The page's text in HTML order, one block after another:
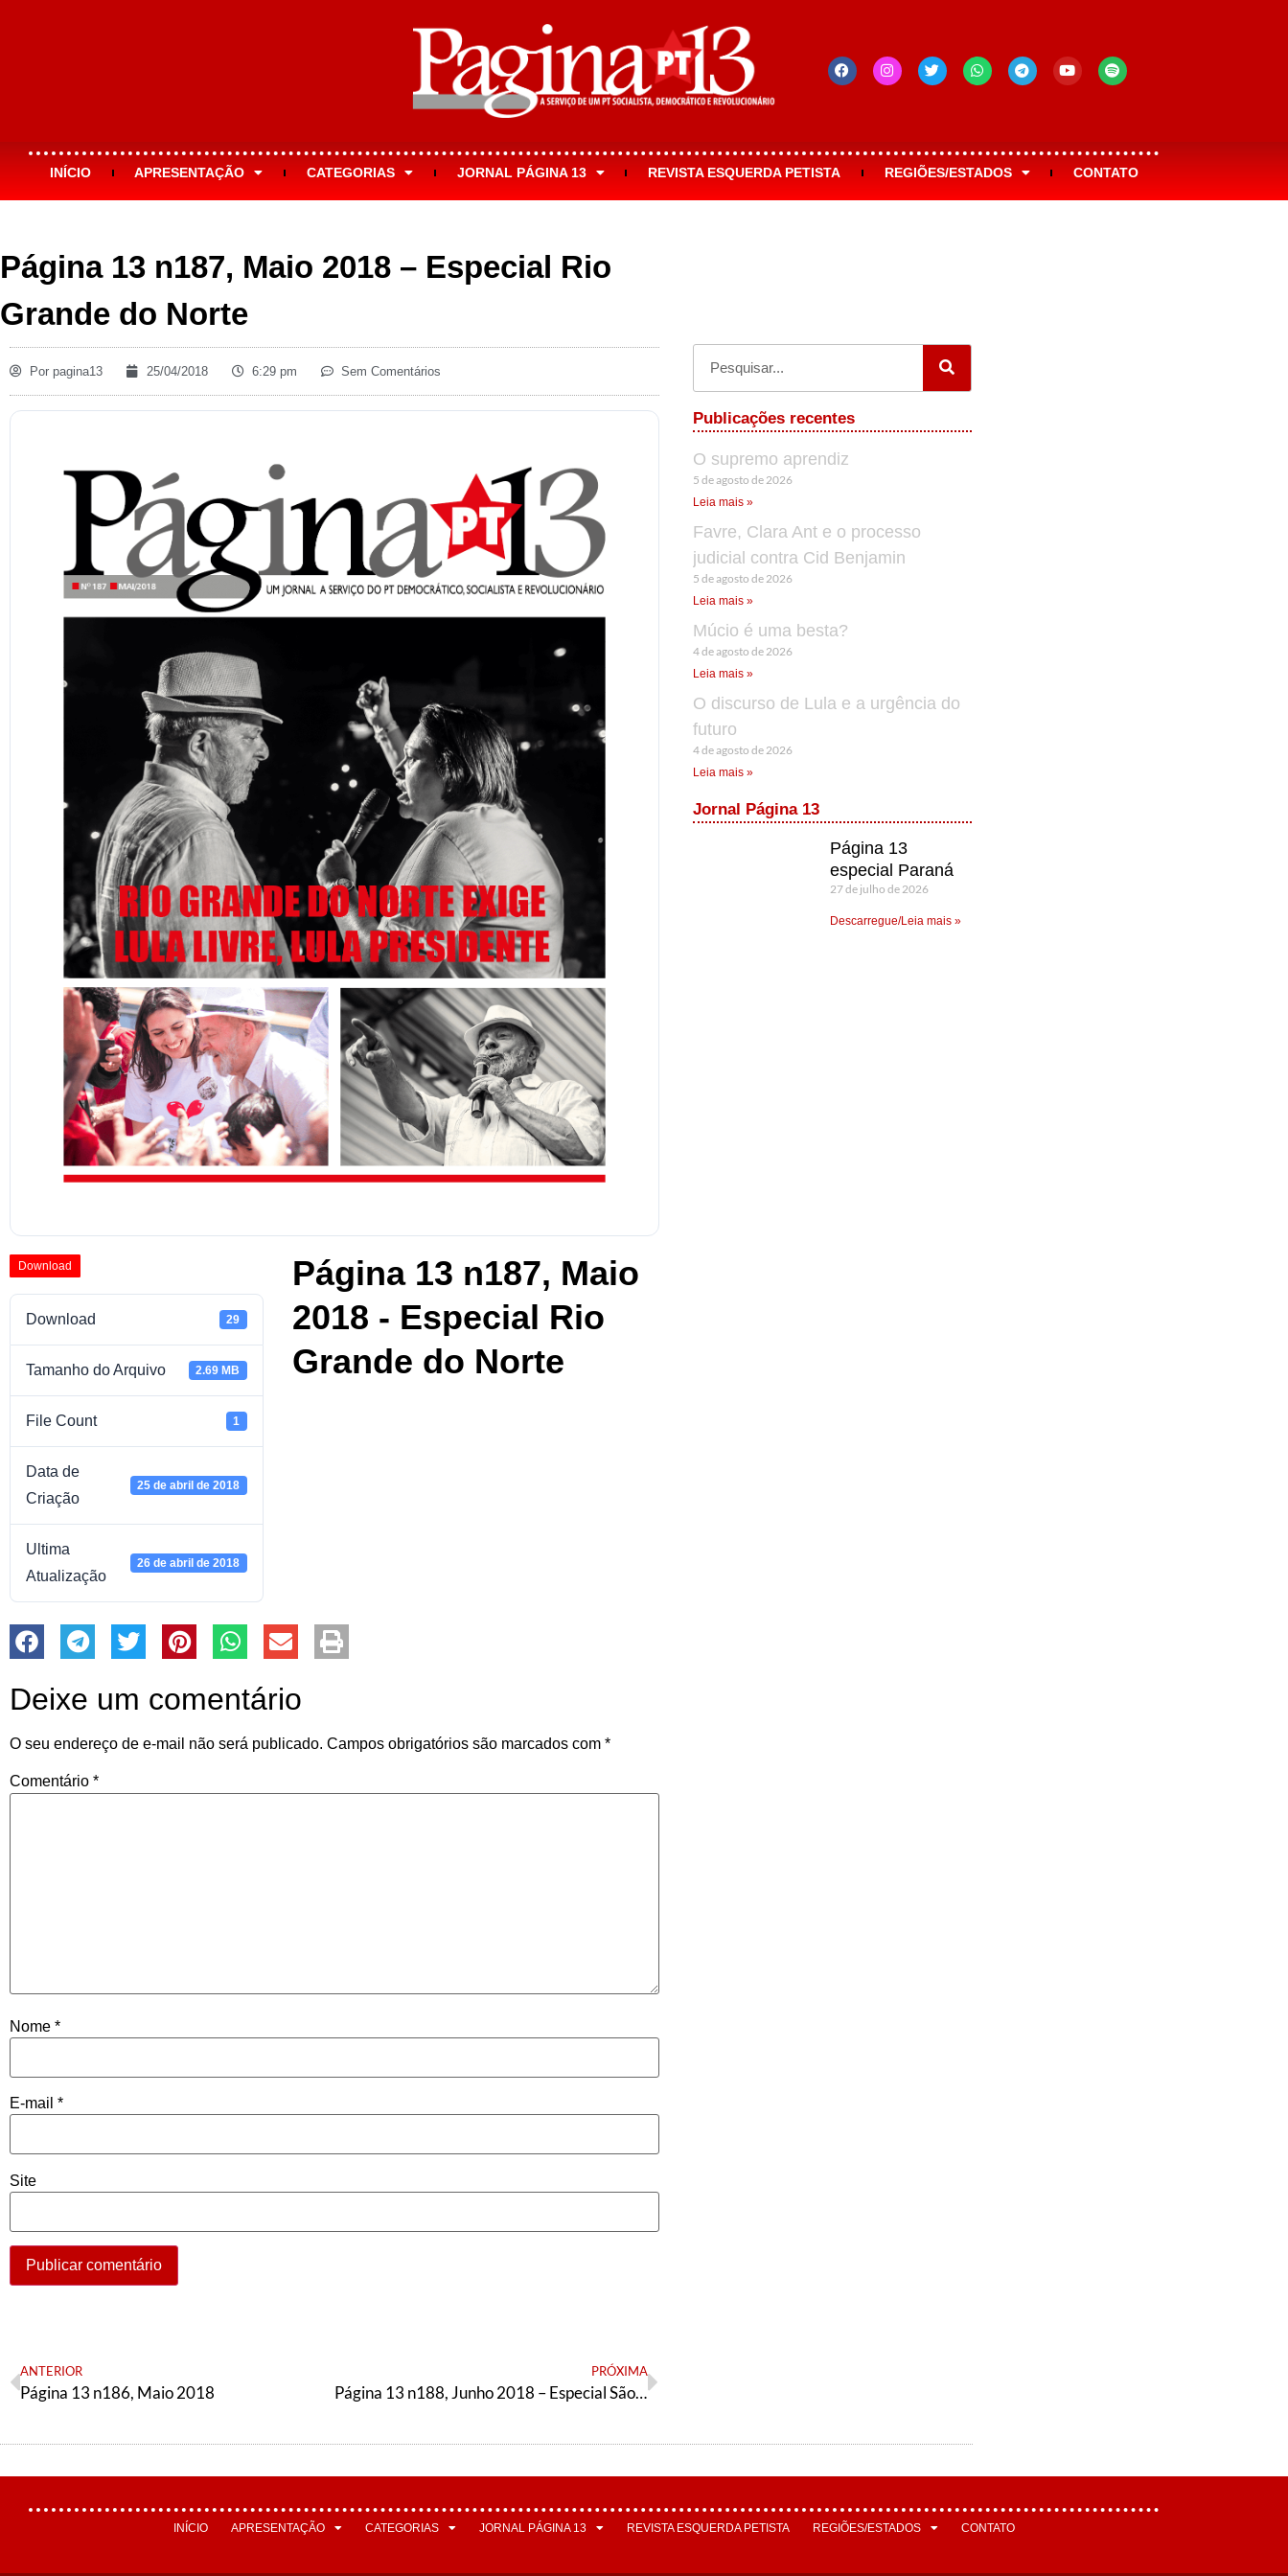
INÍCIO APRESENTAÇÃO CATEGORIAS JORNAL PÁGINA 13 REVISTA ESQUERDA PETISTA REGIÕES/ESTADOS CONTATO
Página 13 n187, Maio 2018 – Especial Rio
Grande do Norte
Por pagina13 25/04/2018 6:29 pm Sem Comentários
Download
Download 29
Tamanho do Arquivo 2.69 MB
File Count 1
Data de
Criação
25 de abril de 2018
Ultima
Atualização
26 de abril de 2018
Página 13 n187, Maio
2018 - Especial Rio
Grande do Norte
Deixe um comentário
O seu endereço de e-mail não será publicado. Campos obrigatórios são marcados com *
Comentário *
Nome *
E-mail *
Site
ANTERIOR
Página 13 n186, Maio 2018
PRÓXIMA
Página 13 n188, Junho 2018 – Especial São Paulo
Publicações recentes
O supremo aprendiz
5 de agosto de 2026
Leia mais »
Favre, Clara Ant e o processo
judicial contra Cid Benjamin
5 de agosto de 2026
Leia mais »
Múcio é uma besta?
4 de agosto de 2026
Leia mais »
O discurso de Lula e a urgência do
futuro
4 de agosto de 2026
Leia mais »
Jornal Página 13
Página 13
especial Paraná
27 de julho de 2026
Descarregue/Leia mais »
INÍCIO APRESENTAÇÃO CATEGORIAS JORNAL PÁGINA 13 REVISTA ESQUERDA PETISTA REGIÕES/ESTADOS CONTATO